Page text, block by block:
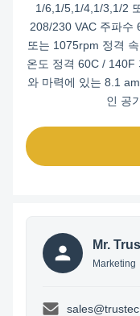
1/6,1/5,1/4,1/3,1/2
208/230 VAC 주파수
또는 1075rpm 정격
온도 정격 60C / 140F
와 마력에 있는 8.1
인 공
Mr.
Marketing